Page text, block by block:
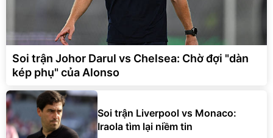
Soi trận Johor Darul vs Chelsea: Chờ đợi "dàn
kép phụ" của Alonso
Soi trận Liverpool vs Monaco:
Iraola tìm lại niềm tin